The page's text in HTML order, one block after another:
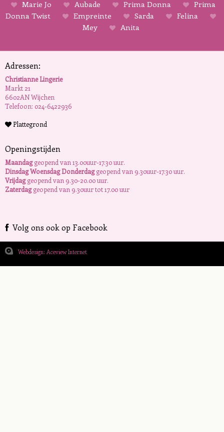
Marie Jo Aubade Prima Donna
Prima
Donna Twist
Empreinte Sarda
Felina
Mey
Anita
Adressen:
Christianne Lingerie
Markt 21
6602AN Wijchen
Telefoon: 024-6422936
Plattegrond
Openingstijden
Maandaggeopend van 13.00uur-17.30 uur.
Dinsdag Woensdag Donderdaggeopend van 9.30uur-17.30 uur.
Vrijdaggeopend van 9.30-20.00 uur.
Zaterdaggeopend van 9.30uur tot 17.00 uur
Volg ons ook op Facebook
Webdesign: Aceview Internet